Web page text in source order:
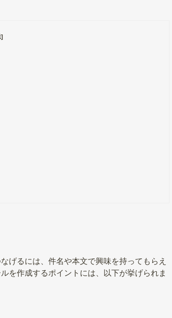
げるには、件名や本文で興味を持ってもらえ
を作成するポイントには、以下が挙げられま